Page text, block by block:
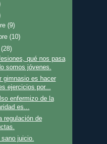
(9)
(10)
(28)
qué nos pasa
somos jóvenes.
gimnasio es hacer
ejercicios por...
enfermizo de la
es...
regulación de
juicio.